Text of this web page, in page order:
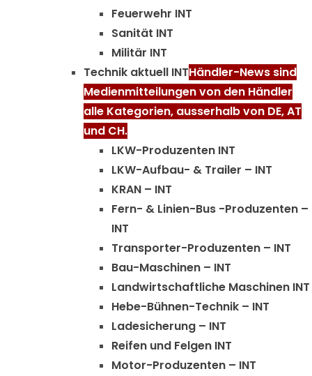
Feuerwehr INT
Sanität INT
Militär INT
Technik aktuell INTHändler-News sind
Medienmitteilungen von den Händler
alle Kategorien, ausserhalb von DE, AT
und CH.
LKW-Produzenten INT
LKW-Aufbau- & Trailer – INT
KRAN – INT
Fern- & Linien-Bus -Produzenten –
INT
Transporter-Produzenten – INT
Bau-Maschinen – INT
Landwirtschaftliche Maschinen INT
Hebe-Bühnen-Technik – INT
Ladesicherung – INT
Reifen und Felgen INT
Motor-Produzenten – INT